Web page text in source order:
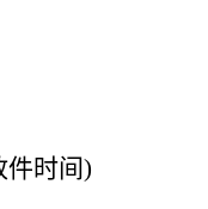
件时间)